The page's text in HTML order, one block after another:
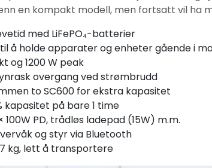
en kompakt modell, men fortsatt vil ha
med LiFePO₄-batterier
å holde apparater og enheter gående i
og 1200 W peak
overgang ved strømbrudd
to SC600 for ekstra kapasitet
kapasitet på bare 1 time
100W PD, trådløs ladepad (15W) m.m.
og styr via Bluetooth
kg, lett å transportere